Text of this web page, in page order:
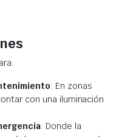
: En zonas
con una iluminación
: Donde la